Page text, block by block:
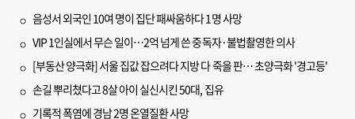
음성서 외국인 10여 명이 집단 패싸움하다 1명 사망
VIP 1인실에서 무슨 일이…2억 넘게 쓴 중독자·불법촬영한 의사
[부동산 양극화] 서울 집값 잡으려다 지방 다 죽을 판… 초양극화 '경고등'
손길 뿌리쳤다고 8살 아이 실신시킨 50대, 집유
기록적 폭염에 경남 2명 온열질환 사망